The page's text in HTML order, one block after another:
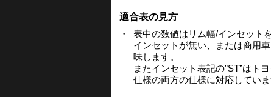
適合表の見方
・
表中の数値はリム幅/インセット
インセットが無い、または商用
味します。
またインセット表記の”ST”はト
仕様の両方の仕様に対応してい